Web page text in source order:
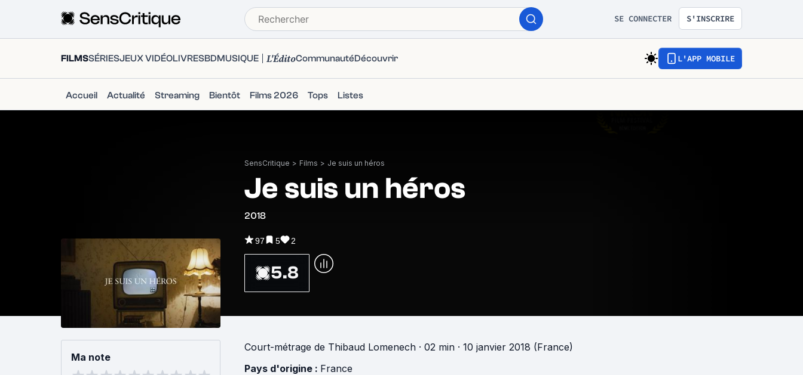
SE CONNECTER S'INSCRIRE
FILMSSÉRIESJEUX VIDÉOLIVRESBDMUSIQUE L'ÉditoCommunautéDécouvrir L'APP MOBILE
Accueil Actualité Streaming Bientôt Films 2026 Tops Listes
SensCritique > Films > Je suis un héros
Je suis un héros
2018
97 5 2
5.8
Ma note
Court-métrage de Thibaud Lomenech · 02 min · 10 janvier 2018 (France)
Pays d'origine : France